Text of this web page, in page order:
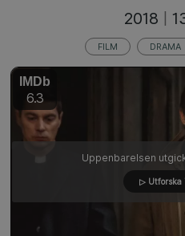
Uppenbarelsen
▷ Utforska
2018
FILM DRAMA
IMDb
6.3